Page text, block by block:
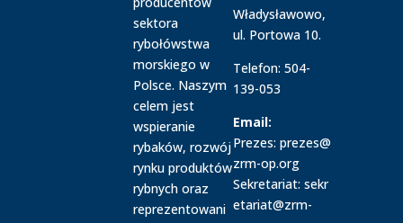
sektora
rybołówstwa
morskiego w
Polsce. Naszym
celem jest
wspieranie
rybaków, rozwój
rynku produktów
rybnych oraz
reprezentowani
Władysławowo,
ul. Portowa 10.
Telefon: 504-
139-053
Email:
Prezes: prezes@
zrm-op.org
Sekretariat: sekr
etariat@zrm-